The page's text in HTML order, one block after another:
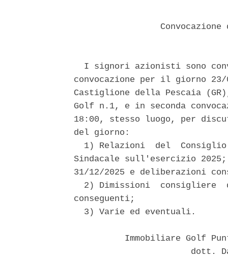
I signori azionisti sono
convocazione per il giorno
Castiglione della Pescaia
Golf n.1, e in seconda
18:00, stesso luogo, per
del giorno:
1) Relazioni  del
Sindacale sull'esercizio
31/12/2025 e deliberazioni
2) Dimissioni  consigliere
conseguenti;
  3) Varie ed eventuali.
Immobiliare Golf
dott.